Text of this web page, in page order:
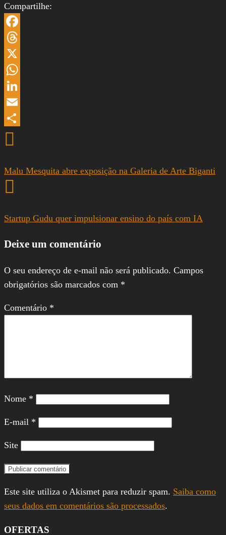
Compartilhe:
Facebook
Threads
X
WhatsApp
LinkedIn
Email
Share
Malu Mesquita abre exposição na Galeria de Arte Biganti
Startup Gudu quer impulsionar ensino do país com IA
Deixe um comentário
O seu endereço de e-mail não será publicado. Campos
obrigatórios são marcados com *
Comentário *
Nome *
E-mail *
Site
Este site utiliza o Akismet para reduzir spam. Saiba como
seus dados em comentários são processados.
OFERTAS